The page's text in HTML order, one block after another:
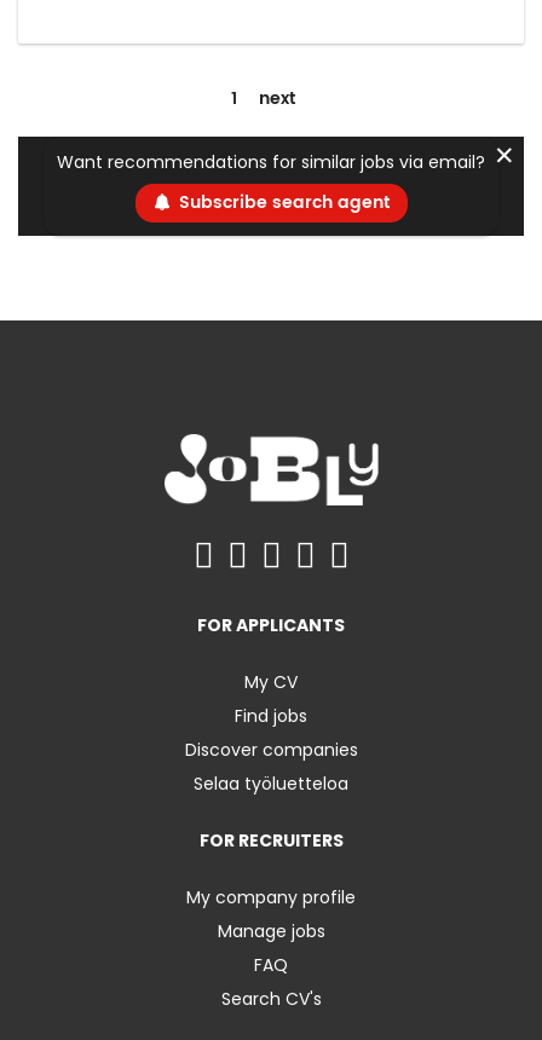
1 next
Want recommendations for similar jobs via email?
Subscribe search agent
✕
FOR APPLICANTS
My CV
Find jobs
Discover companies
Selaa työluetteloa
FOR RECRUITERS
My company profile
Manage jobs
FAQ
Search CV's